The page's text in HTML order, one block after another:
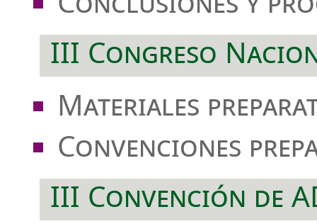
III Congreso
Materiales
Convenciones
III Convención de